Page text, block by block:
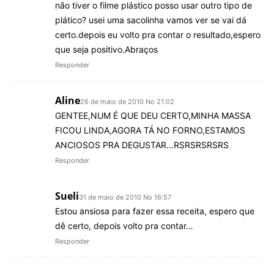
não tiver o filme plástico posso usar outro tipo de
plático? usei uma sacolinha vamos ver se vai dá
certo.depois eu volto pra contar o resultado,espero
que seja positivo.Abraços
Responder
Aline26 de maio de 2010 No 21:02
GENTEE,NUM É QUE DEU CERTO,MINHA MASSA
FICOU LINDA,AGORA TÁ NO FORNO,ESTAMOS
ANCIOSOS PRA DEGUSTAR…RSRSRSRSRS
Responder
Sueli31 de maio de 2010 No 16:57
Estou ansiosa para fazer essa receita, espero que
dê certo, depois volto pra contar…
Responder